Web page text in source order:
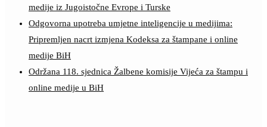
medije iz Jugoistočne Evrope i Turske
Odgovorna upotreba umjetne inteligencije u medijima:
Pripremljen nacrt izmjena Kodeksa za štampane i online
medije BiH
Održana 118. sjednica Žalbene komisije Vijeća za štampu i
online medije u BiH